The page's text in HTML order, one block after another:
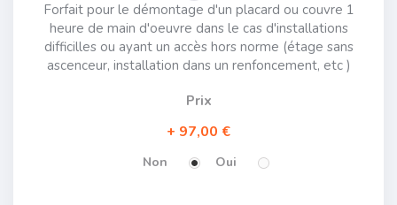
Forfait pour le démontage d'un placard ou couvre 1
heure de main d'oeuvre dans le cas d'installations
difficilles ou ayant un accès hors norme (étage sans
ascenceur, installation dans un renfoncement, etc )
Prix
97,00 €
Non Oui